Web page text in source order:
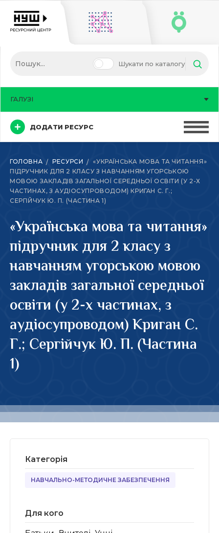
Шукати по каталогу
ДОДАТИ РЕСУРС
ГАЛУЗІ
ГОЛОВНА РЕСУРСИ
«УКРАЇНСЬКА МОВА ТА ЧИТАННЯ»
ПІДРУЧНИК ДЛЯ 2 КЛАСУ З НАВЧАННЯМ УГОРСЬКОЮ
МОВОЮ ЗАКЛАДІВ ЗАГАЛЬНОЇ СЕРЕДНЬОЇ ОСВІТИ (У 2-Х
ЧАСТИНАХ, З АУДІОСУПРОВОДОМ) КРИГАН С. Г.;
СЕРГІЙЧУК Ю. П. (ЧАСТИНА 1)
«Українська мова та читання»
підручник для 2 класу з
навчанням угорською мовою
закладів загальної середньої
освіти (у 2-х частинах, з
аудіосупроводом) Криган С.
Г.; Сергійчук Ю. П. (Частина
1)
Категорія
НАВЧАЛЬНО-МЕТОДИЧНЕ ЗАБЕЗПЕЧЕННЯ
Для кого